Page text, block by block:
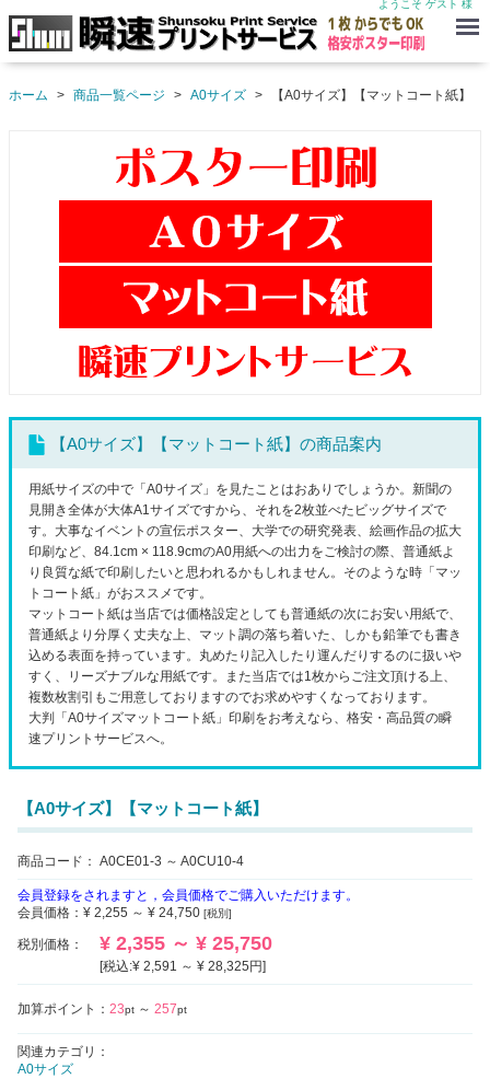
ようこそ ゲスト 様
Menu
ホーム 商品一覧ページ A0サイズ 【A0サイズ】【マットコート紙】
【A0サイズ】【マットコート紙】の商品案内
用紙サイズの中で「A0サイズ」を見たことはおありでしょうか。新聞の
見開き全体が大体A1サイズですから、それを2枚並べたビッグサイズで
す。大事なイベントの宣伝ポスター、大学での研究発表、絵画作品の拡大
印刷など、84.1cm × 118.9cmのA0用紙への出力をご検討の際、普通紙よ
り良質な紙で印刷したいと思われるかもしれません。そのような時「マッ
トコート紙」がおススメです。
マットコート紙は当店では価格設定としても普通紙の次にお安い用紙で、
普通紙より分厚く丈夫な上、マット調の落ち着いた、しかも鉛筆でも書き
込める表面を持っています。丸めたり記入したり運んだりするのに扱いや
すく、リーズナブルな用紙です。また当店では1枚からご注文頂ける上、
複数枚割引もご用意しておりますのでお求めやすくなっております。
大判「A0サイズマットコート紙」印刷をお考えなら、格安・高品質の瞬
速プリントサービスへ。
【A0サイズ】【マットコート紙】
商品コード： A0CE01-3 ～ A0CU10-4
会員登録をされますと，会員価格でご購入いただけます。
会員価格： ¥ 2,255 ～ ¥ 24,750 [税別]
税別価格： ¥ 2,355 ～ ¥ 25,750
[税込:¥ 2,591 ～ ¥ 28,325円]
加算ポイント： 23pt ～ 257pt
関連カテゴリ：
A0サイズ